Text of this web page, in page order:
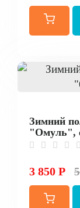
Зимний
"Омуль",
3 850 Р